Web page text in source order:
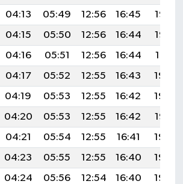
04:13 05:49 12:56 16:45
19:53
04:15 05:50 12:56 16:44
19:52
04:16 05:51 12:56 16:44
19:51
04:17 05:52 12:55 16:43
19:49
04:19 05:53 12:55 16:42
19:48
04:20 05:53 12:55 16:42
19:47
04:21 05:54 12:55 16:41
19:45
04:23 05:55 12:55 16:40
19:44
04:24 05:56 12:54 16:40
19:42